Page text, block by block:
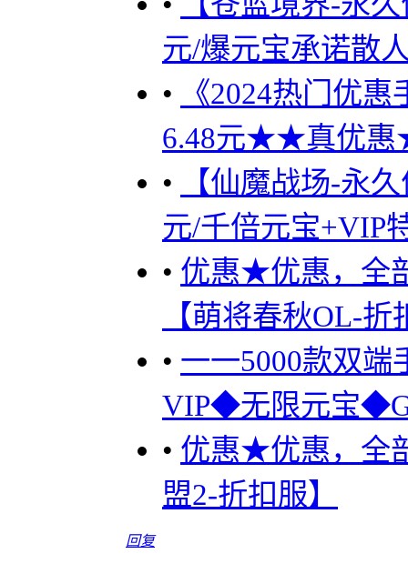
元/爆元宝承诺散
•
《2024热门优
6.48元★★真优
•
【仙魔战场-永
元/千倍元宝+VIP
• 优惠★优惠，全
【萌将春秋OL-折
• 一一5000款双
VIP◆无限元宝
• 优惠★优惠，全
盟2-折扣服】
回复